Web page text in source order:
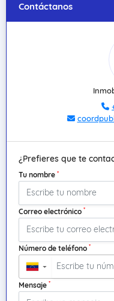
Contáctanos
¿Prefieres que te
Tu nombre *
Correo electrónico *
Número de teléfono *
▼
Mensaje *